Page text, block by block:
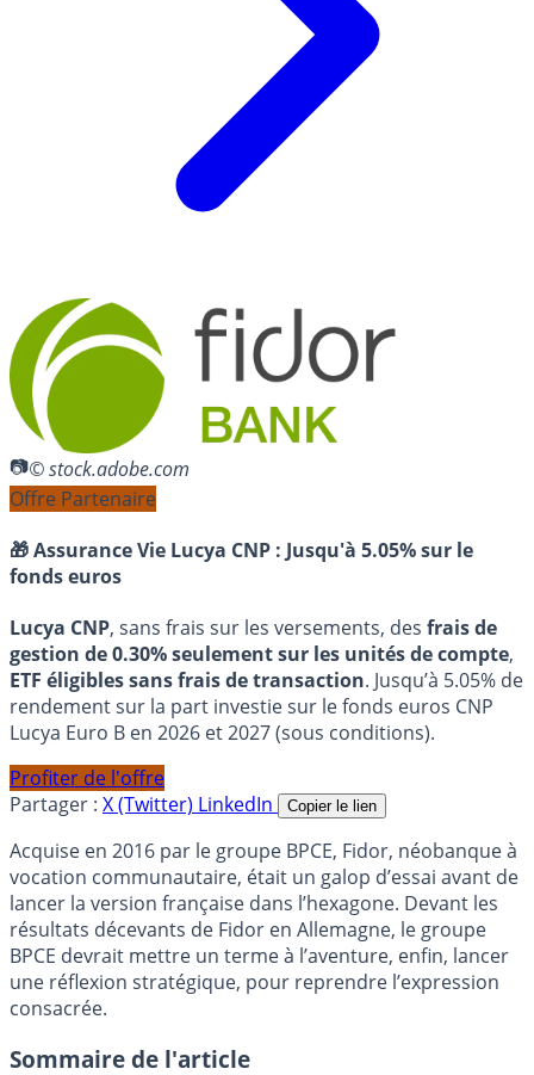
© stock.adobe.com
Offre Partenaire
🎁 Assurance Vie Lucya CNP : Jusqu'à 5.05% sur le
fonds euros
Lucya CNP, sans frais sur les versements, des frais de
gestion de 0.30% seulement sur les unités de compte,
ETF éligibles sans frais de transaction. Jusqu’à 5.05% de
rendement sur la part investie sur le fonds euros CNP
Lucya Euro B en 2026 et 2027 (sous conditions).
Profiter de l'offre
Partager : X (Twitter) LinkedIn Copier le lien
Acquise en 2016 par le groupe BPCE, Fidor, néobanque à
vocation communautaire, était un galop d’essai avant de
lancer la version française dans l’hexagone. Devant les
résultats décevants de Fidor en Allemagne, le groupe
BPCE devrait mettre un terme à l’aventure, enfin, lancer
une réflexion stratégique, pour reprendre l’expression
consacrée.
Sommaire de l'article